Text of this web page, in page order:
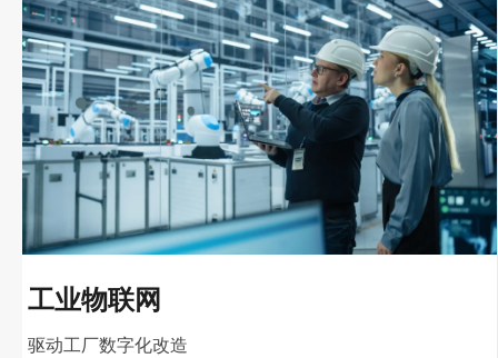
工业物联网
驱动工厂数字化改造